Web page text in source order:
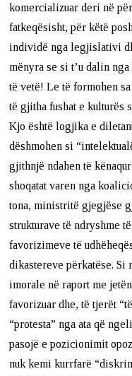
komercializuar deri në
fatkeqësisht, për këtë
individë nga legjislativi
mënyra se si t’u dalin
të vetë! Le të formohen
të gjitha fushat e kulturës
Kjo është logjika e
dëshmohen si
gjithnjë ndahen të
shoqatat varen nga
tona, ministritë gjegjëse
strukturave të ndryshme
favorizimeve të
dikastereve përkatëse.
imorale në raport me
favorizuar dhe, të tjerët
“protesta” nga ata që
pasojë e pozicionimit
nuk kemi kurrfarë